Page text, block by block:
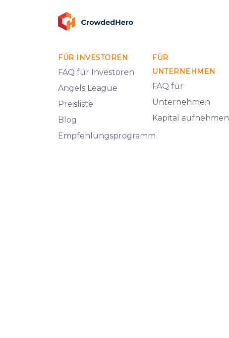
FÜR INVESTOREN
FAQ für Investoren
Angels League
Preisliste
Blog
Empfehlungsprogramm
FÜR
UNTERNEHMEN
FAQ für
Unternehmen
Kapital aufnehmen